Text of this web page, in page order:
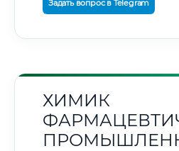
Задать вопрос в Telegram
ХИМИК